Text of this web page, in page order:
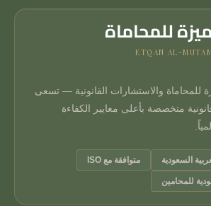
للمحاماة
ETQAN AL-
للمحاماة والاستشارات القانونية — تسعى
متخصصة بأعلى معايير الكفاءة
السعودية متوافقة مع ISO
للمحامين